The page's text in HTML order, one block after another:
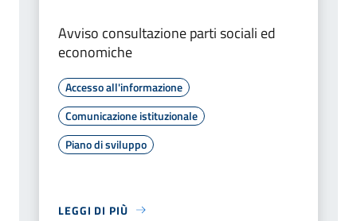
Avviso consultazione parti sociali ed
economiche
Accesso all'informazione
Comunicazione istituzionale
Piano di sviluppo
LEGGI DI PIÙ